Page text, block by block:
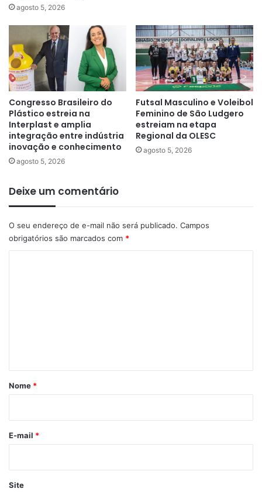
agosto 5, 2026
Congresso Brasileiro do
Plástico estreia na
Interplast e amplia
integração entre indústria
inovação e conhecimento
agosto 5, 2026
Futsal Masculino e Voleibol
Feminino de São Ludgero
estreiam na etapa
Regional da OLESC
agosto 5, 2026
Deixe um comentário
O seu endereço de e-mail não será publicado. Campos
obrigatórios são marcados com *
r
*
Nome *
E-mail *
Site